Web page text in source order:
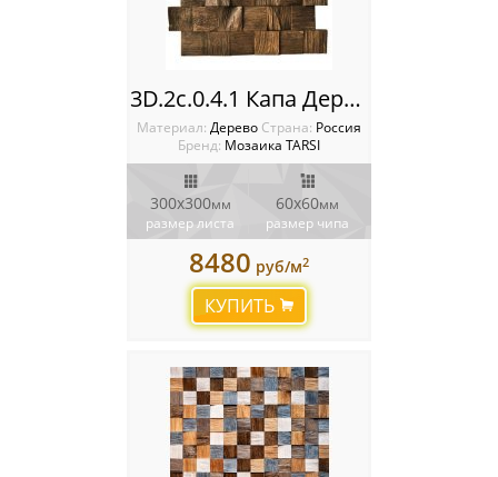
3D.2с.0.4.1 Капа Деревянная мозаика TARSI 3D
Материал: Дерево Cтрана: Россия
Бренд: Мозаика TARSI
300х300мм
размер листа
60х60мм
размер чипа
8480 руб/м2
КУПИТЬ